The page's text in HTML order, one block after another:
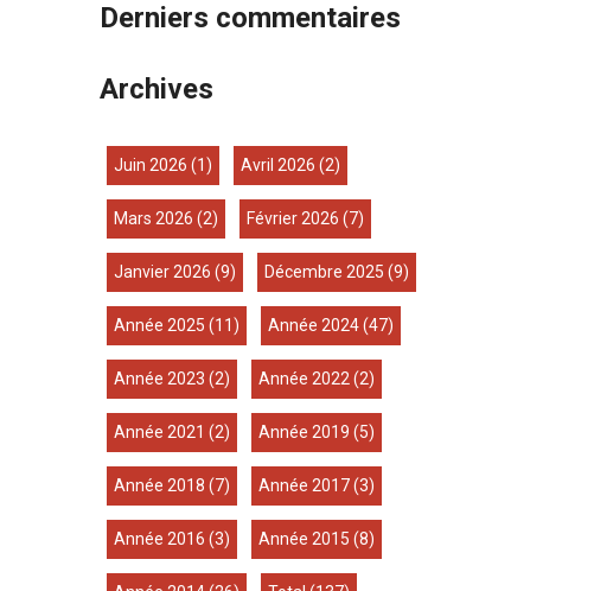
Derniers commentaires
Archives
juin 2026 (1) avril 2026 (2)
mars 2026 (2) février 2026 (7)
janvier 2026 (9) décembre 2025 (9)
année 2025 (11) année 2024(47)
année 2023 (2) année 2022 (2)
année 2021 (2) année 2019 (5)
année 2018 (7) année 2017(3)
année 2016 (3) année 2015 (8)